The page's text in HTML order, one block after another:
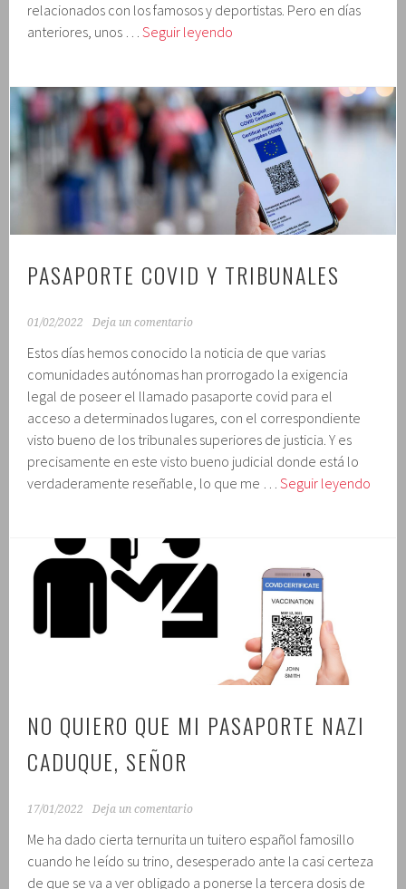
relacionados con los famosos y deportistas. Pero en días
anteriores, unos …Seguir leyendo
PASAPORTE COVID Y TRIBUNALES
01/02/2022 Deja un comentario
Estos días hemos conocido la noticia de que varias
comunidades autónomas han prorrogado la exigencia
legal de poseer el llamado pasaporte covid para el
acceso a determinados lugares, con el correspondiente
visto bueno de los tribunales superiores de justicia. Y es
precisamente en este visto bueno judicial donde está lo
verdaderamente reseñable, lo que me …Seguir leyendo
NO QUIERO QUE MI PASAPORTE NAZI
CADUQUE, SEÑOR
17/01/2022 Deja un comentario
Me ha dado cierta ternurita un tuitero español famosillo
cuando he leído su trino, desesperado ante la casi certeza
de que se va a ver obligado a ponerse la tercera dosis de